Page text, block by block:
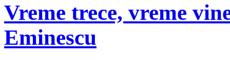
Vreme trece, vreme
Eminescu